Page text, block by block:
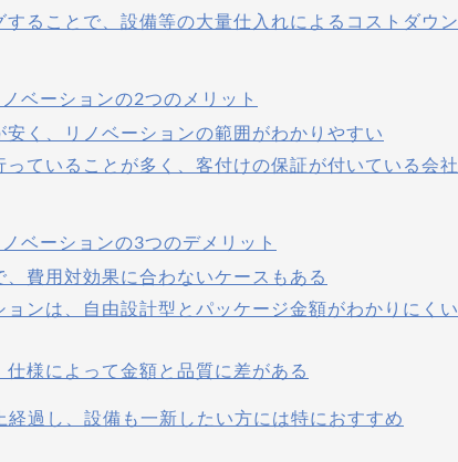
することで、設備等の大量仕入れによるコストダウン
ベーションの2つのメリット
安く、リノベーションの範囲がわかりやすい
っていることが多く、客付けの保証が付いている会社
ベーションの3つのデメリット
、費用対効果に合わないケースもある
ョンは、自由設計型とパッケージ金額がわかりにくい
様によって金額と品質に差がある
経過し、設備も一新したい方には特におすすめ